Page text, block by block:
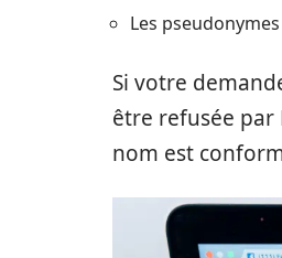
Les
Si votre
être refusée par
nom est